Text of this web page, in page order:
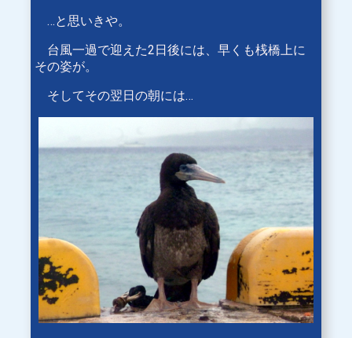
…と思いきや。
台風一過で迎えた2日後には、早くも桟橋上に
その姿が。
そしてその翌日の朝には…